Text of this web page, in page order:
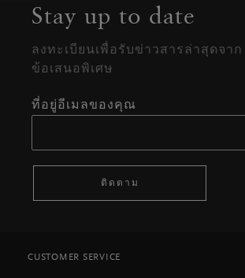
Stay up to date
ลงทะเบียนเพื่อรับข่าวสารล่าสุดจาก
ข้อเสนอพิเศษ
ที่อยู่อีเมลของคุณ
ติดตาม
CUSTOMER SERVICE